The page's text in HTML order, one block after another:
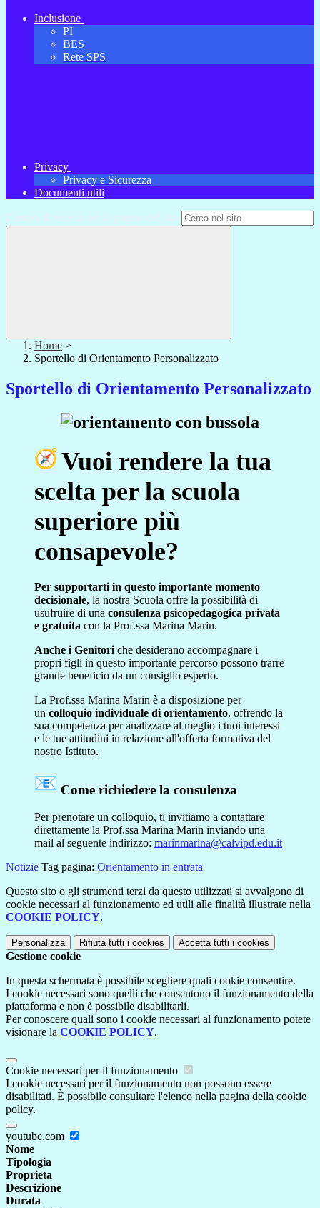
Inclusione
PI
BES
Rete SPS
Privacy
Privacy e Sicurezza
Documenti utili
Campo di ricerca per le pagine del sito
Home >
Sportello di Orientamento Personalizzato
Sportello di Orientamento Personalizzato
Vuoi rendere la tua
scelta per la scuola
superiore più
consapevole?
Per supportarti in questo importante momento
decisionale, la nostra Scuola offre la possibilità di
usufruire di una consulenza psicopedagogica privata
e gratuita con la Prof.ssa Marina Marin.
Anche i Genitori che desiderano accompagnare i
propri figli in questo importante percorso possono trarre
grande beneficio da un consiglio esperto.
La Prof.ssa Marina Marin è a disposizione per
un colloquio individuale di orientamento, offrendo la
sua competenza per analizzare al meglio i tuoi interessi
e le tue attitudini in relazione all'offerta formativa del
nostro Istituto.
Come richiedere la consulenza
Per prenotare un colloquio, ti invitiamo a contattare
direttamente la Prof.ssa Marina Marin inviando una
mail al seguente indirizzo: marinmarina@calvipd.edu.it
Notizie Tag pagina: Orientamento in entrata
Questo sito o gli strumenti terzi da questo utilizzati si avvalgono di
cookie necessari al funzionamento ed utili alle finalità illustrate nella
COOKIE POLICY.
Personalizza Rifiuta tutti i cookies Accetta tutti i cookies
Gestione cookie
In questa schermata è possibile scegliere quali cookie consentire.
I cookie necessari sono quelli che consentono il funzionamento della
piattaforma e non è possibile disabilitarli.
Per conoscere quali sono i cookie necessari al funzionamento potete
visionare la COOKIE POLICY.
Cookie necessari per il funzionamento
I cookie necessari per il funzionamento non possono essere
disabilitati. È possibile consultare l'elenco nella pagina della cookie
policy.
youtube.com
Nome
Tipologia
Proprieta
Descrizione
Durata